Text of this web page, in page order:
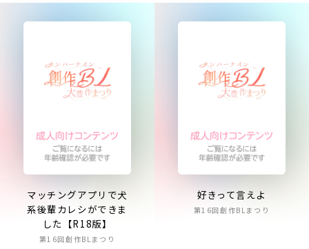
マッチングアプリで犬
系後輩カレシができま
した【R18版】
第16回創作BLまつり
好きって言えよ
第16回創作BLまつり